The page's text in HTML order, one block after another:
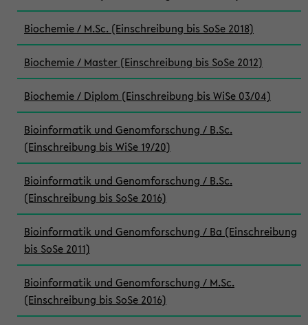
Biochemie / M.Sc. (Einschreibung bis SoSe 2018)
Biochemie / Master (Einschreibung bis SoSe 2012)
Biochemie / Diplom (Einschreibung bis WiSe 03/04)
Bioinformatik und Genomforschung / B.Sc.
(Einschreibung bis WiSe 19/20)
Bioinformatik und Genomforschung / B.Sc.
(Einschreibung bis SoSe 2016)
Bioinformatik und Genomforschung / Ba (Einschreibung
bis SoSe 2011)
Bioinformatik und Genomforschung / M.Sc.
(Einschreibung bis SoSe 2016)